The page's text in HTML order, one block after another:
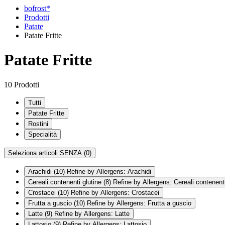
bofrost*
Prodotti
Patate
Patate Fritte
Patate Fritte
10 Prodotti
Tutti
Patate Fritte
Rostini
Specialità
Seleziona articoli SENZA (0)
Arachidi (10) Refine by Allergens: Arachidi
Cereali contenenti glutine (8) Refine by Allergens: Cereali
Crostacei (10) Refine by Allergens: Crostacei
Frutta a guscio (10) Refine by Allergens: Frutta a guscio
Latte (9) Refine by Allergens: Latte